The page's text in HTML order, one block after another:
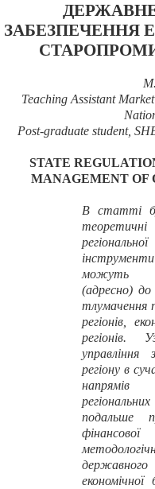
ЗАБЕЗПЕЧЕННЯ
M.
Teaching Assistant
Post-graduate student,
STATE
MANAGEMENT OF
В статті
теоретичні
можуть
(адресно) до
тлумачення
регіонів,
регіонів.
управління
регіону в
напрямів
подальше
фінансової
економічної